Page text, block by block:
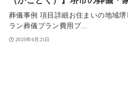
葬儀事例 項目詳細お住まいの地域
ラン葬儀プラン費用プ...
2025年6月21日